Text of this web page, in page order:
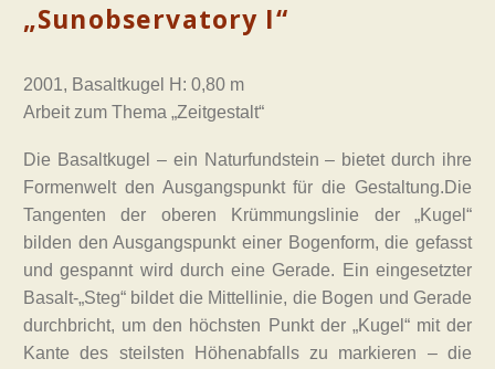
„Sunobservatory I“
2001, Basaltkugel H: 0,80 m
Arbeit zum Thema „Zeitgestalt“
Die Basaltkugel – ein Naturfundstein – bietet durch ihre
Formenwelt den Ausgangspunkt für die Gestaltung.Die
Tangenten der oberen Krümmungslinie der „Kugel“
bilden den Ausgangspunkt einer Bogenform, die gefasst
und gespannt wird durch eine Gerade. Ein eingesetzter
Basalt-„Steg“ bildet die Mittellinie, die Bogen und Gerade
durchbricht, um den höchsten Punkt der „Kugel“ mit der
Kante des steilsten Höhenabfalls zu markieren – die